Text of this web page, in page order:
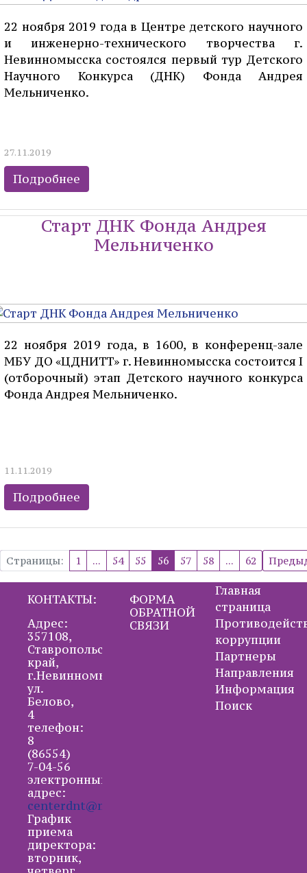
22 ноября 2019 года в Центре детского научного
и инженерно-технического творчества г.
Невинномысска состоялся первый тур Детского
Научного Конкурса (ДНК) Фонда Андрея
Мельниченко.
27.11.2019
Подробнее
Старт ДНК Фонда Андрея
Мельниченко
22 ноября 2019 года, в 1600, в конференц-зале
МБУ ДО «ЦДНИТТ» г. Невинномысска состоится I
(отборочный) этап Детского научного конкурса
Фонда Андрея Мельниченко.
11.11.2019
Подробнее
Страницы: 1 ... 54 55 56 57 58 ... 62
КОНТАКТЫ:
Адрес:
357108,
Ставропольский
край,
г.Невинномысск,
ул.
Белово,
4
телефон:
8
(86554)
7-04-56
электронный
адрес:
centerdnt@mail.ru
График
приема
директора:
вторник,
ФОРМА
ОБРАТНОЙ
СВЯЗИ
Главная
страница
коррупции
Партнеры
Направления
Информация
Поиск